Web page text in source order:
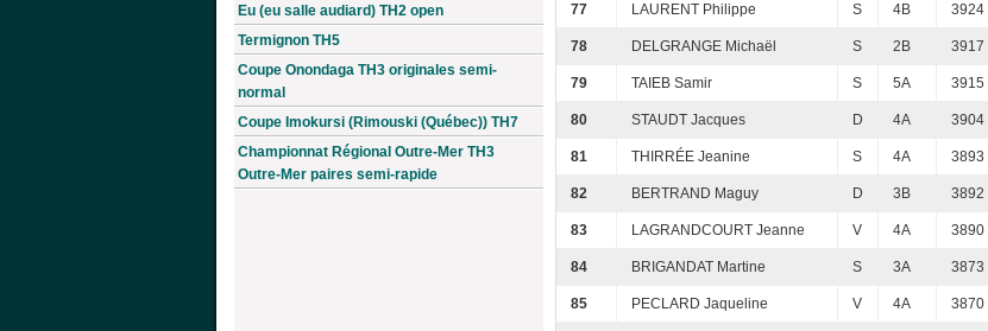
Eu (eu salle audiard) TH2 open
Termignon TH5
Coupe Onondaga TH3 originales semi-
normal
Coupe Imokursi (Rimouski (Québec)) TH7
Championnat Régional Outre-Mer TH3
Outre-Mer paires semi-rapide
77 LAURENT Philippe S 4B 3924
78 DELGRANGE Michaël S 2B 3917
79 TAIEB Samir S 5A 3915
80 STAUDT Jacques D 4A 3904
81 THIRRÉE Jeanine S 4A 3893
82 BERTRAND Maguy D 3B 3892
83 LAGRANDCOURT Jeanne V 4A 3890
84 BRIGANDAT Martine S 3A 3873
85 PECLARD Jaqueline V 4A 3870